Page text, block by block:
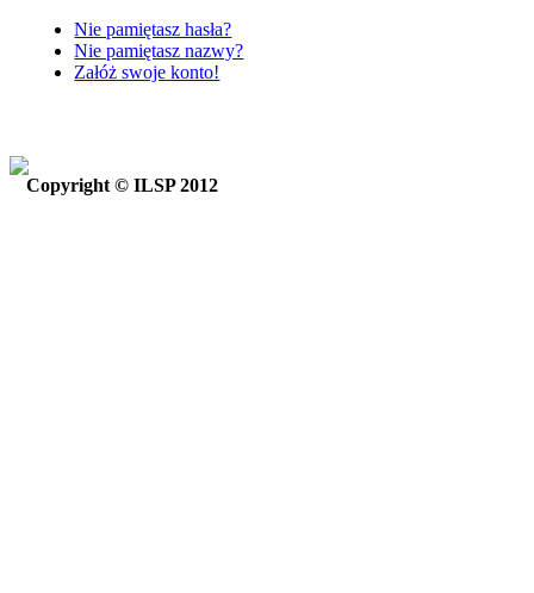
Nie pamiętasz hasła?
Nie pamiętasz nazwy?
Załóż swoje konto!
Copyright © ILSP 2012